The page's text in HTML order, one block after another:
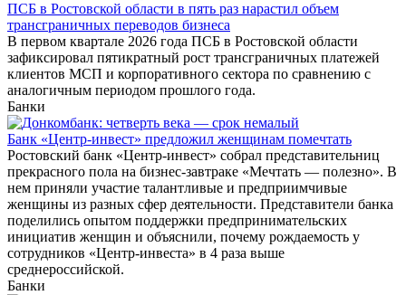
ПСБ в Ростовской области в пять раз нарастил объем
трансграничных переводов бизнеса
В первом квартале 2026 года ПСБ в Ростовской области
зафиксировал пятикратный рост трансграничных платежей
клиентов МСП и корпоративного сектора по сравнению с
аналогичным периодом прошлого года.
Банки
Банк «Центр-инвест» предложил женщинам помечтать
Ростовский банк «Центр-инвест» собрал представительниц
прекрасного пола на бизнес-завтраке «Мечтать — полезно». В
нем приняли участие талантливые и предприимчивые
женщины из разных сфер деятельности. Представители банка
поделились опытом поддержки предпринимательских
инициатив женщин и объяснили, почему рождаемость у
сотрудников «Центр-инвеста» в 4 раза выше
среднероссийской.
Банки